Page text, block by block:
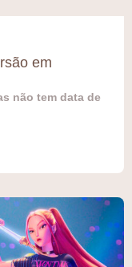
em
não tem data de